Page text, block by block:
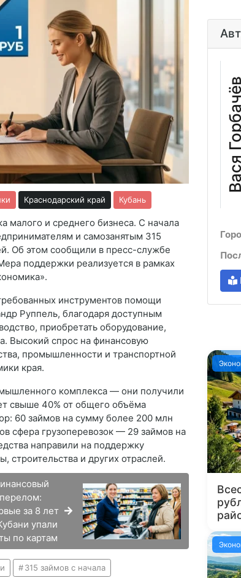
Краснодарский край Кубань
малого и среднего бизнеса. С начала
и самозанятым 315
Об этом сообщили в пресс-службе
поддержки реализуется в рамках
инструментов помощи
Руппель, благодаря доступным
приобретать оборудование,
Высокий спрос на финансовую
промышленности и транспортной
края.
комплекса — они получили
свыше 40% от общего объёма
60 займов на сумму более 200 млн
сфера грузоперевозок — 29 займов на
направили на поддержку
строительства и других отраслей.
перелом:
за 8 лет
упали
по картам
315 займов с начала
Вася